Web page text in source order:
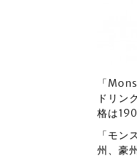
「
ドリン
格は
「モ
州、豪